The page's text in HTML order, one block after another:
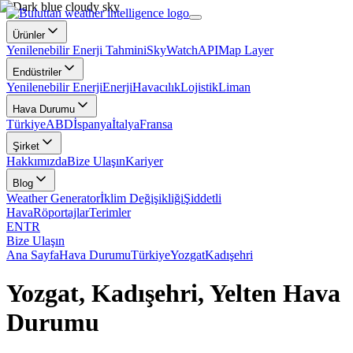
Ürünler
Yenilenebilir Enerji TahminiSkyWatchAPIMap Layer
Endüstriler
Yenilenebilir EnerjiEnerjiHavacılıkLojistikLiman
Hava Durumu
TürkiyeABDİspanyaİtalyaFransa
Şirket
HakkımızdaBize UlaşınKariyer
Blog
Weather Generatorİklim DeğişikliğiŞiddetli
HavaRöportajlarTerimler
ENTR
Bize Ulaşın
Ana SayfaHava DurumuTürkiyeYozgatKadışehri
Yozgat, Kadışehri, Yelten Hava
Durumu